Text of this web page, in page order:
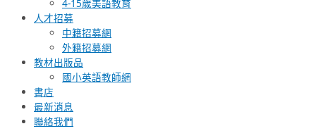
4-15歲美語教育
人才招募
中籍招募網
外籍招募網
教材出版品
國小英語教師網
書店
最新消息
聯絡我們